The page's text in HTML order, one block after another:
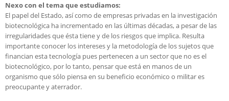
Nexo con el tema que estudiamos:
El papel del Estado, así como de empresas privadas en la investigación
biotecnológica ha incrementado en las últimas décadas, a pesar de las
irregularidades que ésta tiene y de los riesgos que implica. Resulta
importante conocer los intereses y la metodología de los sujetos que
financian esta tecnología pues pertenecen a un sector que no es el
biotecnológico, por lo tanto, pensar que está en manos de un
organismo que sólo piensa en su beneficio económico o militar es
preocupante y aterrador.